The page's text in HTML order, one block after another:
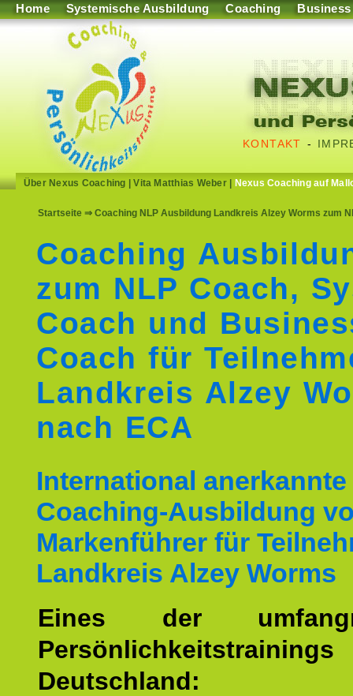
Home Systemische Ausbildung Coaching Business
KONTAKT -
Über Nexus Coaching |Vita Matthias Weber| Nexus Coaching auf
Startseite ⇒ Coaching NLP Ausbildung Landkreis Alzey Worms zum
Coaching
zum NLP Coach,
Coach und
Coach für
Landkreis Alzey
nach ECA
International anerkannte
Coaching-Ausbildung
Markenführer für
Landkreis Alzey Worms
Eines der
Deutschland: